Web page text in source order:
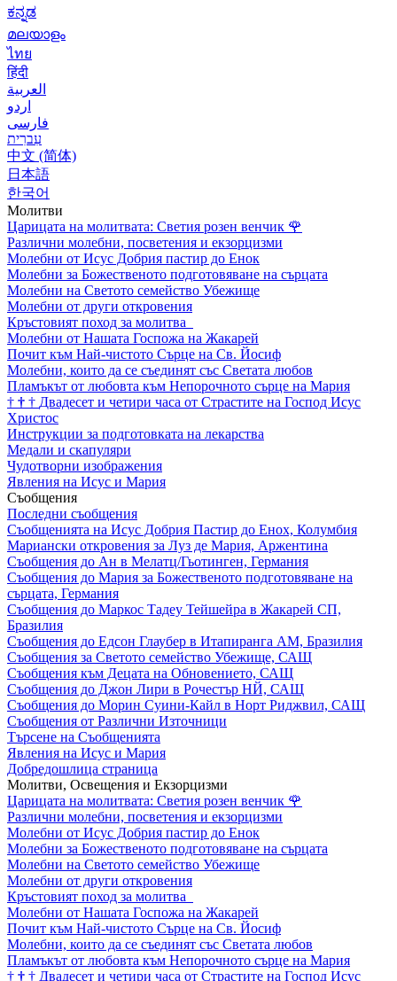
ಕನ್ನಡ
മലയാളം
ไทย
हिंदी
العربية
اردو
فارسی
עִברִית
中文 (简体)
日本語
한국어
Молитви
Царицата на молитвата: Светия розен венчик 🌹
Различни молебни, посветения и екзорцизми
Молебни от Исус Добрия пастир до Енок
Молебни за Божественото подготовяване на сърцата
Молебни на Светото семейство Убежище
Молебни от други откровения
Кръстовият поход за молитва
Молебни от Нашата Госпожа на Жакарей
Почит към Най-чистото Сърце на Св. Йосиф
Молебни, които да се съединят със Светата любов
Пламъкът от любовта към Непорочното сърце на Мария
† † † Двадесет и четири часа от Страстите на Господ Исус
Христос
Инструкции за подготовката на лекарства
Медали и скапуляри
Чудотворни изображения
Явления на Исус и Мария
Съобщения
Последни съобщения
Съобщенията на Исус Добрия Пастир до Енох, Колумбия
Мариански откровения за Луз де Мария, Аржентина
Съобщения до Ан в Мелатц/Гьотинген, Германия
Съобщения до Мария за Божественото подготовяване на
сърцата, Германия
Съобщения до Маркос Тадеу Тейшейра в Жакарей СП,
Бразилия
Съобщения до Едсон Глаубер в Итапиранга АМ, Бразилия
Съобщения за Светото семейство Убежище, САЩ
Съобщения към Децата на Обновението, САЩ
Съобщения до Джон Лири в Рочестър НЙ, САЩ
Съобщения до Морин Суини-Кайл в Норт Риджвил, САЩ
Съобщения от Различни Източници
Търсене на Съобщенията
Явления на Исус и Мария
Добредошлица страница
Молитви, Освещения и Екзорцизми
Царицата на молитвата: Светия розен венчик 🌹
Различни молебни, посветения и екзорцизми
Молебни от Исус Добрия пастир до Енок
Молебни за Божественото подготовяване на сърцата
Молебни на Светото семейство Убежище
Молебни от други откровения
Кръстовият поход за молитва
Молебни от Нашата Госпожа на Жакарей
Почит към Най-чистото Сърце на Св. Йосиф
Молебни, които да се съединят със Светата любов
Пламъкът от любовта към Непорочното сърце на Мария
† † † Двадесет и четири часа от Страстите на Господ Исус